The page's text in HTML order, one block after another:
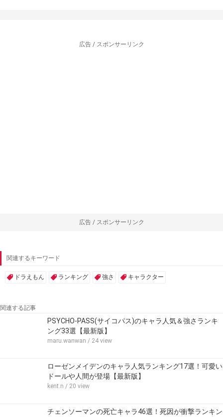
広告 / スポンサーリンク
広告 / スポンサーリンク
関連するキーワード
ドラえもん ランキング 強さ キャラクター
関連する記事
PSYCHO-PASS(サイコパス)のキャラ人気＆強さランキ
ング33選【最新版】
maru.wanwan / 24 view
ローゼンメイデンのキャラ人気ランキング17選！可愛い
ドールや人間が登場【最新版】
kent.n / 20 view
チェンソーマンの死亡キャラ46選！死因が衝撃ランキン